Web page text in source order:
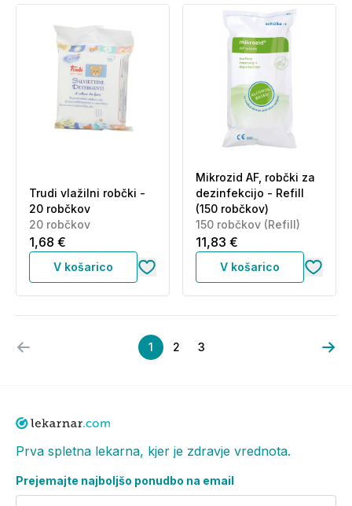
Trudi vlažilni robčki -
20 robčkov
20 robčkov
1,68 €
V košarico
Mikrozid AF, robčki za
dezinfekcijo - Refill
(150 robčkov)
150 robčkov (Refill)
11,83 €
V košarico
1 2 3
Prva spletna lekarna, kjer je zdravje vrednota.
Prejemajte najboljšo ponudbo na email